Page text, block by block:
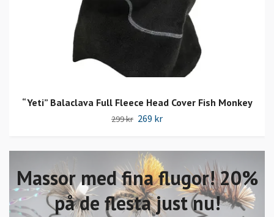
Massor med fina flugor! 20%
på de flesta just nu!
“Yeti” Balaclava Full Fleece Head Cover Fish Monkey
299 kr 269 kr